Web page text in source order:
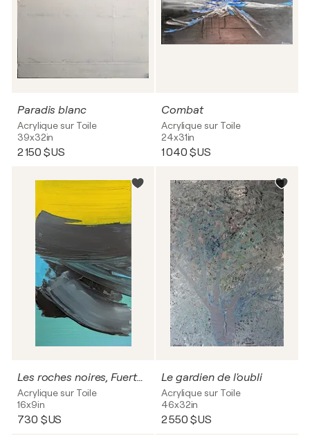
Paradis blanc
Acrylique sur Toile
39x32in
2 150 $US
Combat
Acrylique sur Toile
24x31in
1 040 $US
Les roches noires, Fuerteventura
Acrylique sur Toile
16x9in
730 $US
Le gardien de l'oubli
Acrylique sur Toile
46x32in
2 550 $US